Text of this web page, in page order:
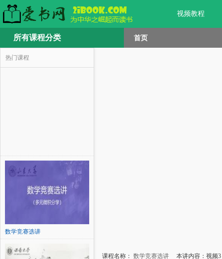
视频教程
所有课程分类 首页
热门课程
数学竞赛选讲
课程名称： 数学竞赛选讲 本讲内容：视频3